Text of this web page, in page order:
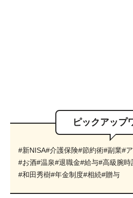
ピックアップ
#新NISA#介護保険#節約術#副業#
#お酒#温泉#退職金#給与#高級腕時
#和田秀樹#年金制度#相続#贈与